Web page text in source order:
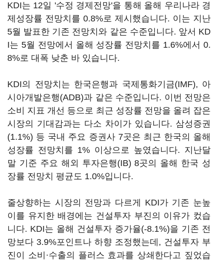
KDI는 12일 '수정 경제전망'을 통해 올해 우리나라 경
제성장률 전망치를 0.8%로 제시했습니다. 이는 지난
5월 발표한 기존 전망치와 같은 수준입니다. 앞서 KD
I는 5월 전망에서 올해 성장률 전망치를 1.6%에서 0.
8%로 대폭 낮춘 바 있습니다.
KDI의 전망치는 한국은행과 국제통화기금(IMF), 아
시아개발은행(ADB)과 같은 수준입니다. 이번 전망은
소비 지표 개선 등으로 최근 성장률 전망을 올려 잡은
시장의 기대감과는 다소 차이가 있습니다. 삼성증권
(1.1%) 등 국내 주요 증권사 7곳은 최근 한국의 올해
성장률 전망치를 1% 이상으로 높였습니다. 지난달
말 기준 주요 해외 투자은행(IB) 8곳의 올해 한국 성
장률 전망치 평균도 1.0%입니다.
줄상향하는 시장의 전망과 다르게 KDI가 기존 눈높
이를 유지한 배경에는 건설투자 부진의 이유가 컸습
니다. KDI는 올해 건설투자 증가율(-8.1%)을 기존 전
망보다 3.9%포인트나 하향 조정했는데, 건설투자 부
진이 소비·수출의 플러스 효과를 상쇄한다고 짚었습